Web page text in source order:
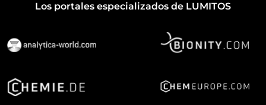
Los portales especializados de LUMITOS